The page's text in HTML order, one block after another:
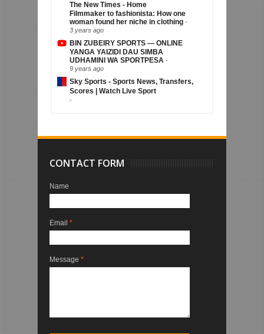
The New Times - Home
Filmmaker to fashionista: How one
woman found her niche in clothing -
3 years ago
BIN ZUBEIRY SPORTS — ONLINE
YANGA YAIZIDI DAU SIMBA
UDHAMINI WA SPORTPESA -
9 years ago
Sky Sports - Sports News, Transfers,
Scores | Watch Live Sport
-
CONTACT FORM
Name
Email *
Message *